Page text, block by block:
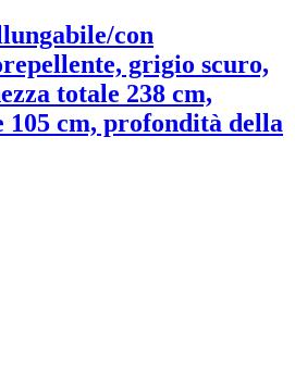
con
grigio scuro,
totale 238 cm,
cm, profondità della